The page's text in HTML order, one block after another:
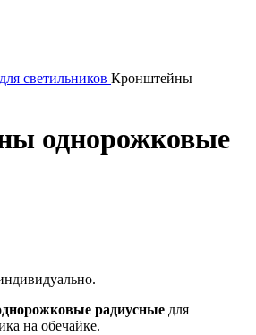
светильников Кронштейны
однорожковые
радиусные для
на обечайке.